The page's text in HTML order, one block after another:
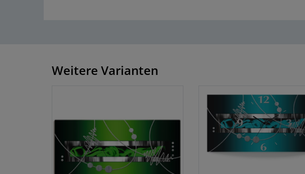
Weitere Varianten